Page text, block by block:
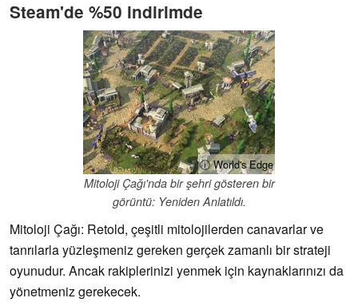
Steam'de %50 indirimde
ⓘ World's Edge
Mitoloji Çağı'nda bir şehri gösteren bir
görüntü: Yeniden Anlatıldı.
Mitoloji Çağı: Retold, çeşitli mitolojilerden canavarlar ve
tanrılarla yüzleşmeniz gereken gerçek zamanlı bir strateji
oyunudur. Ancak rakiplerinizi yenmek için kaynaklarınızı da
yönetmeniz gerekecek.